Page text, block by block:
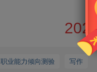
职业能力倾向测验 写作